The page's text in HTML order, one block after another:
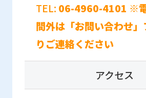
TEL: 06-4960-4101 ※
間外は「お問い合わせ」
りご連絡ください
アクセス
the
We
ask